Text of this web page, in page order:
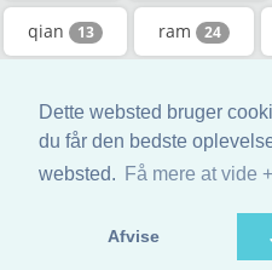
Dette websted bruger
du får den bedste
websted.
Få mere at vide +
Afvise
qian 13 ram 24
391 vickie 129
© 2017 - genealogic.review den
forbeholdt. -